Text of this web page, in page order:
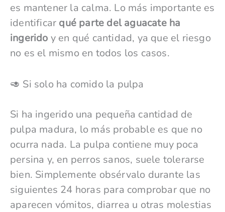
es mantener la calma. Lo más importante es
identificar qué parte del aguacate ha
ingerido y en qué cantidad, ya que el riesgo
no es el mismo en todos los casos.
🥑 Si solo ha comido la pulpa
Si ha ingerido una pequeña cantidad de
pulpa madura, lo más probable es que no
ocurra nada. La pulpa contiene muy poca
persina y, en perros sanos, suele tolerarse
bien. Simplemente obsérvalo durante las
siguientes 24 horas para comprobar que no
aparecen vómitos, diarrea u otras molestias